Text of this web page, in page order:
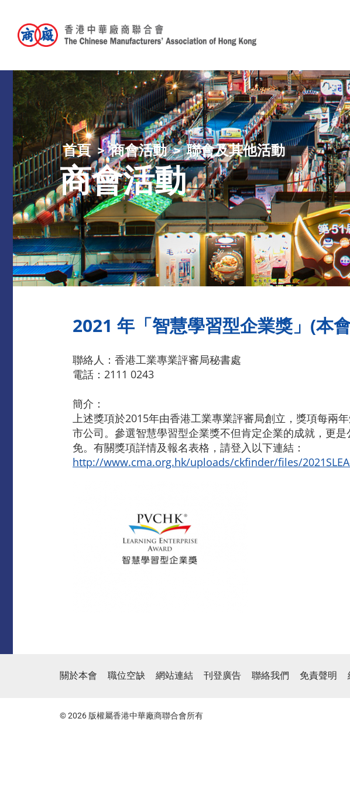
首頁 商會活動 聯會及其他活動
商會活動
2021 年「智慧學習型企業獎」(本
聯絡人：香港工業專業評審局秘書處
電話：2111 0243
簡介：
上述獎項於2015年由香港工業專業評審局創立，獎項每兩
市公司。參選智慧學習型企業獎不但肯定企業的成就，更
免。有關獎項詳情及報名表格，請登入以下連結：
http://www.cma.org.hk/uploads/ckfinder/files/
關於本會 職位空缺 網站連結 刊登廣告 聯絡我們 免責聲明
© 2026 版權屬香港中華廠商聯合會所有